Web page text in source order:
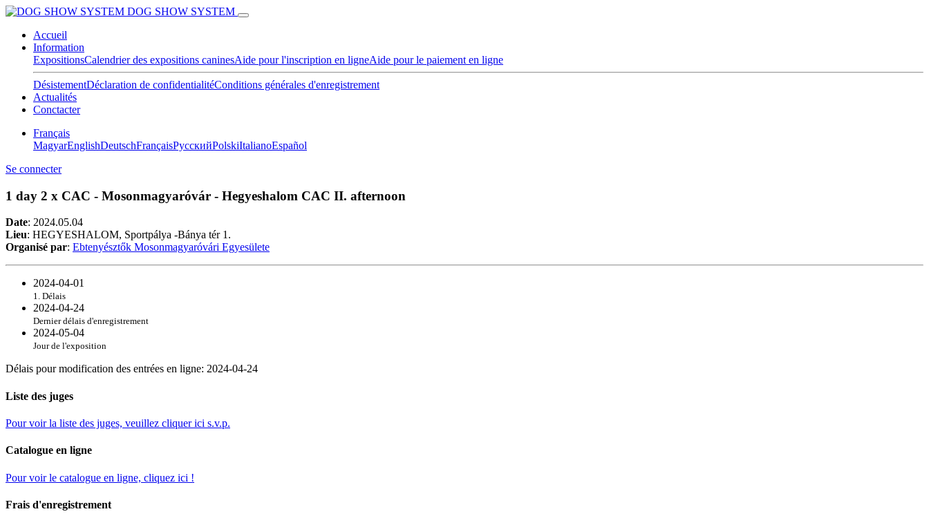
DOG SHOW SYSTEM
Accueil
Information
ExpositionsCalendrier des expositions caninesAide pour l'inscription en ligneAide pour le paiement en ligne
DésistementDéclaration de confidentialitéConditions générales d'enregistrement
Actualités
Conctacter
Français
MagyarEnglishDeutschFrançaisPусскийPolskiItalianoEspañol
Se connecter
1 day 2 x CAC - Mosonmagyaróvár - Hegyeshalom CAC II. afternoon
Date: 2024.05.04
Lieu: HEGYESHALOM, Sportpálya -Bánya tér 1.
Organisé par: Ebtenyésztők Mosonmagyaróvári Egyesülete
2024-04-01
1. Délais
2024-04-24
Dernier délais d'enregistrement
2024-05-04
Jour de l'exposition
Délais pour modification des entrées en ligne: 2024-04-24
Liste des juges
Pour voir la liste des juges, veuillez cliquer ici s.v.p.
Catalogue en ligne
Pour voir le catalogue en ligne, cliquez ici !
Frais d'enregistrement